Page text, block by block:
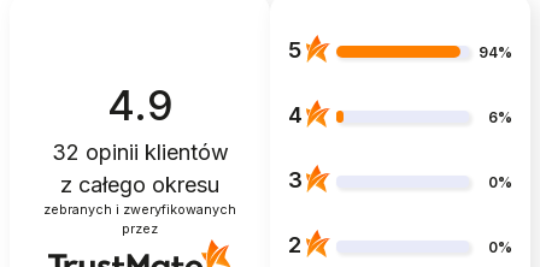
4.9
32 opinii klientów
z całego okresu
zebranych i zweryfikowanych
przez
5 94%
4 6%
3 0%
2 0%